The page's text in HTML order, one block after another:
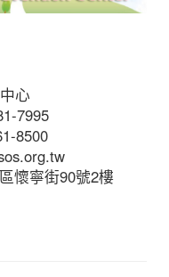
心
7995
8500
懷寧街90號2樓